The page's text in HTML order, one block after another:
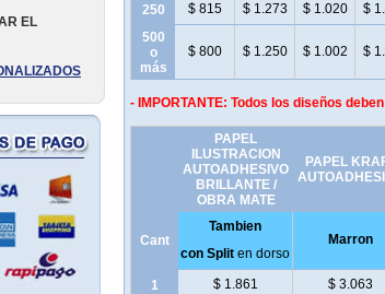
EL
250 $ 815 $ 1.273 $ 1.020 $
500
o
más
$ 800 $ 1.250 $ 1.002 $
- IMPORTANTE: Todos los diseños
PAPEL
ILUSTRACION
AUTOADHESIVO
BRILLANTE /
OBRA MATE
PAPEL
Cant
Tambien
con Split en dorso
Marron
1 $ 1.861 $ 3.063